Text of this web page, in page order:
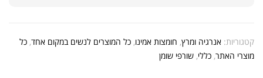
קטגוריות: אנרגיה ומרץ, חומצות אמינו, כל המוצרים לנשים במקום אחד, כל
מוצרי האתר, כללי, שורפי שומן